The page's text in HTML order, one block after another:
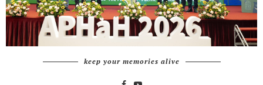
keep your memories alive